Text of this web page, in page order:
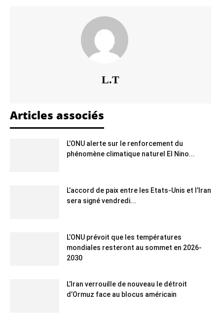
L.T
Articles associés
L’ONU alerte sur le renforcement du
phénomène climatique naturel El Nino...
L’accord de paix entre les Etats-Unis et l’Iran
sera signé vendredi...
L’ONU prévoit que les températures
mondiales resteront au sommet en 2026-
2030
L’Iran verrouille de nouveau le détroit
d’Ormuz face au blocus américain